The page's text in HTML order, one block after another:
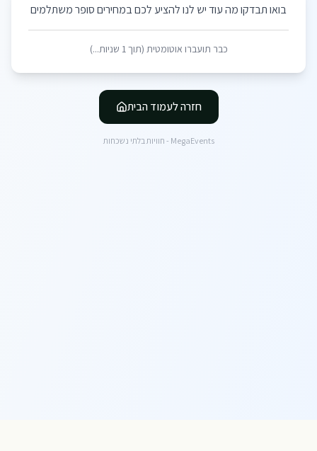
בואו תבדקו מה עוד יש לנו להציע לכם במחירים סופר משתלמים
כבר תועברו אוטומטית (תוך 1 שניות...)
חזרה לעמוד הבית
MegaEvents - חוויות בלתי נשכחות